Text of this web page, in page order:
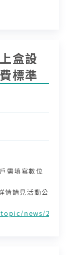
盒設
標準
需填寫數位
情請見活動公
news/203
多元豐富的
格），可
務
新選擇
機請加區
平台」進行
到的問題無
料。
上行動電話